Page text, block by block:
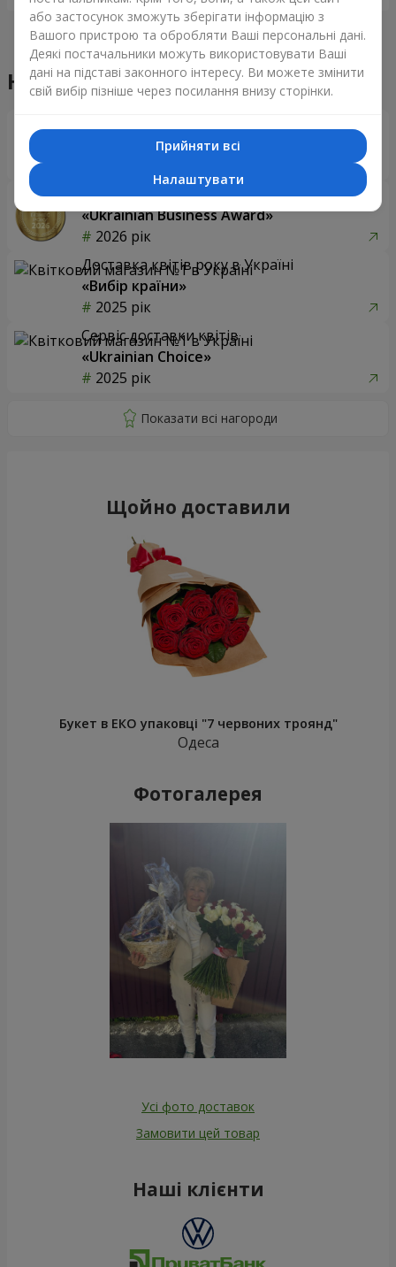
Наші досягнення
«Вибір країни»
Найкращий квітковий магазин
«Ukrainian Business Award»
2026 рік
Доставка квітів року в Україні
«Вибір країни»
2025 рік
Сервіс доставки квітів
«Ukrainian Choice»
2025 рік
Щойно доставили
Букет в ЕКО упаковці "7 червоних троянд"
Одеса
Фотогалерея
Усі фото доставок
Замовити цей товар
Наші клієнти
або застосунок зможуть зберігати інформацію з
Вашого пристрою та обробляти Ваші персональні дані.
Деякі постачальники можуть використовувати Ваші
дані на підставі законного інтересу. Ви можете змінити
свій вибір пізніше через посилання внизу сторінки.
Прийняти всі
Налаштувати